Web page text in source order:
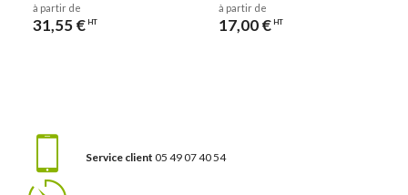
à partir de
31,55 € HT
à partir de
17,00 € HT
Service client 05 49 07 40 54